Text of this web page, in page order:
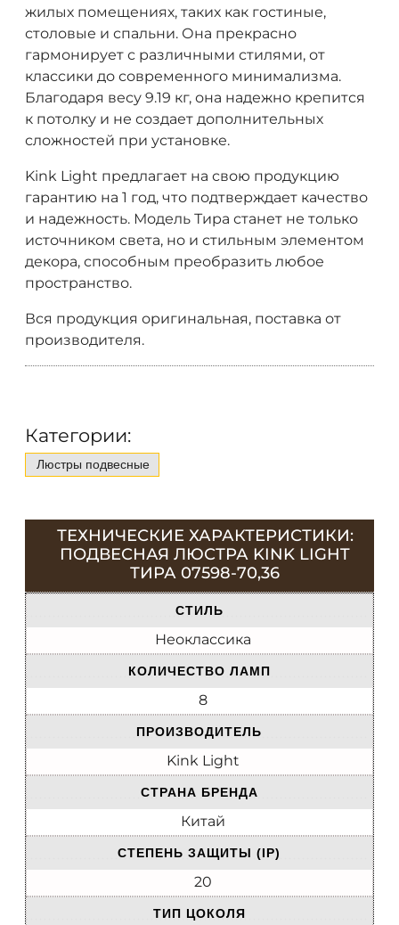
жилых помещениях, таких как гостиные,
столовые и спальни. Она прекрасно
гармонирует с различными стилями, от
классики до современного минимализма.
Благодаря весу 9.19 кг, она надежно крепится
к потолку и не создает дополнительных
сложностей при установке.
Kink Light предлагает на свою продукцию
гарантию на 1 год, что подтверждает качество
и надежность. Модель Тира станет не только
источником света, но и стильным элементом
декора, способным преобразить любое
пространство.
Вся продукция оригинальная, поставка от
производителя.
Категории:
Люстры подвесные
ТЕХНИЧЕСКИЕ ХАРАКТЕРИСТИКИ:
ПОДВЕСНАЯ ЛЮСТРА KINK LIGHT
ТИРА 07598-70,36
СТИЛЬ
Неоклассика
КОЛИЧЕСТВО ЛАМП
8
ПРОИЗВОДИТЕЛЬ
Kink Light
СТРАНА БРЕНДА
Китай
СТЕПЕНЬ ЗАЩИТЫ (IP)
20
ТИП ЦОКОЛЯ